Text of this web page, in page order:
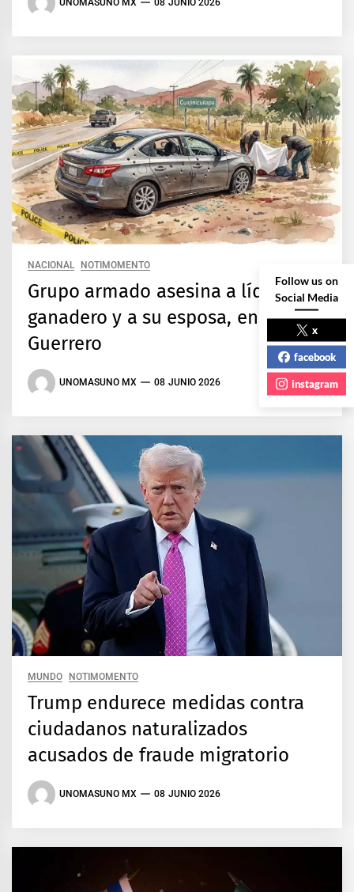
UNOMASUNO MX 08 JUNIO 2026
NACIONAL NOTIMOMENTO
Grupo armado asesina a líder
ganadero y a su esposa, en
Guerrero
UNOMASUNO MX 08 JUNIO 2026
MUNDO NOTIMOMENTO
Trump endurece medidas contra
ciudadanos naturalizados
acusados de fraude migratorio
UNOMASUNO MX 08 JUNIO 2026
Follow us on
Social Media
x
facebook
instagram